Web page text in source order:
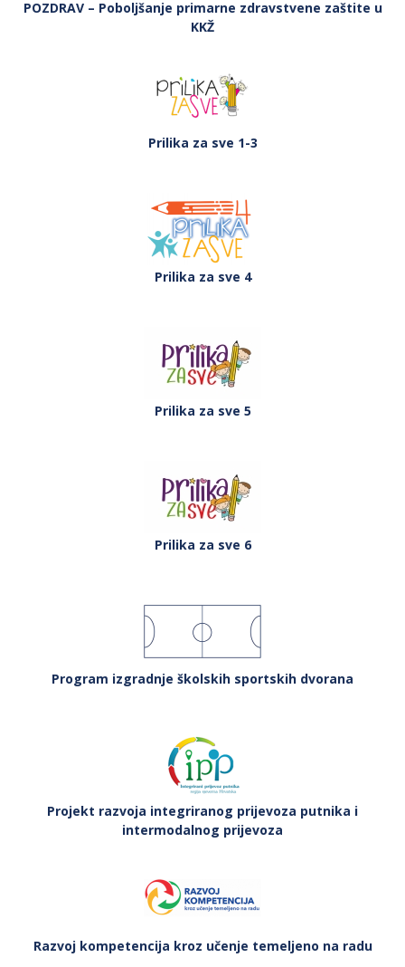
POZDRAV – Poboljšanje primarne zdravstvene zaštite u
KKŽ
Prilika za sve 1-3
Prilika za sve 4
Prilika za sve 5
Prilika za sve 6
Program izgradnje školskih sportskih dvorana
Projekt razvoja integriranog prijevoza putnika i
intermodalnog prijevoza
Razvoj kompetencija kroz učenje temeljeno na radu